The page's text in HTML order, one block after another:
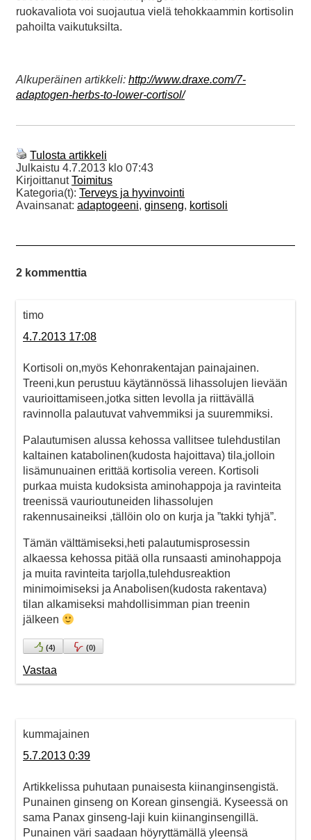
ruokavaliota voi suojautua vielä tehokkaammin kortisolin
pahoilta vaikutuksilta.
Alkuperäinen artikkeli: http://www.draxe.com/7-
adaptogen-herbs-to-lower-cortisol/
Tulosta artikkeli
Julkaistu 4.7.2013 klo 07:43
KirjoittanutToimitus
Kategoria(t): Terveys ja hyvinvointi
Avainsanat: adaptogeeni, ginseng, kortisoli
2 kommenttia
timo
4.7.2013 17:08
Kortisoli on,myös Kehonrakentajan painajainen.
Treeni,kun perustuu käytännössä lihassolujen lievään
vaurioittamiseen,jotka sitten levolla ja riittävällä
ravinnolla palautuvat vahvemmiksi ja suuremmiksi.
Palautumisen alussa kehossa vallitsee tulehdustilan
kaltainen katabolinen(kudosta hajoittava) tila,jolloin
lisämunuainen erittää kortisolia vereen. Kortisoli
purkaa muista kudoksista aminohappoja ja ravinteita
treenissä vaurioutuneiden lihassolujen
rakennusaineiksi ,tällöin olo on kurja ja ”takki tyhjä”.
Tämän välttämiseksi,heti palautumisprosessin
alkaessa kehossa pitää olla runsaasti aminohappoja
ja muita ravinteita tarjolla,tulehdusreaktion
minimoimiseksi ja Anabolisen(kudosta rakentava)
tilan alkamiseksi mahdollisimman pian treenin
jälkeen
(4) (0)
Vastaa
kummajainen
5.7.2013 0:39
Artikkelissa puhutaan punaisesta kiinanginsengistä.
Punainen ginseng on Korean ginsengiä. Kyseessä on
sama Panax ginseng-laji kuin kiinanginsengillä.
Punainen väri saadaan höyryttämällä yleensä